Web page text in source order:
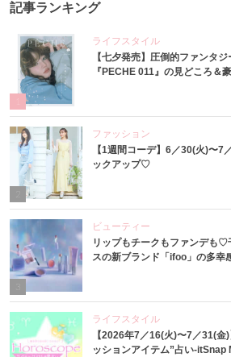
記事ランキング
ライフスタイル
【七夕発売】圧倒的ファンタ
『PECHE 011』の見どころ＆
ファッション
【1週間コーデ】6／30(火)〜7
ックアップ♡
3
ビューティー
リップもチークもファンデも♡
スの新ブランド「ifoo」の多幸
ライフスタイル
【2026年7／16(火)〜7／31(
ッションアイテム”占い-itSnap